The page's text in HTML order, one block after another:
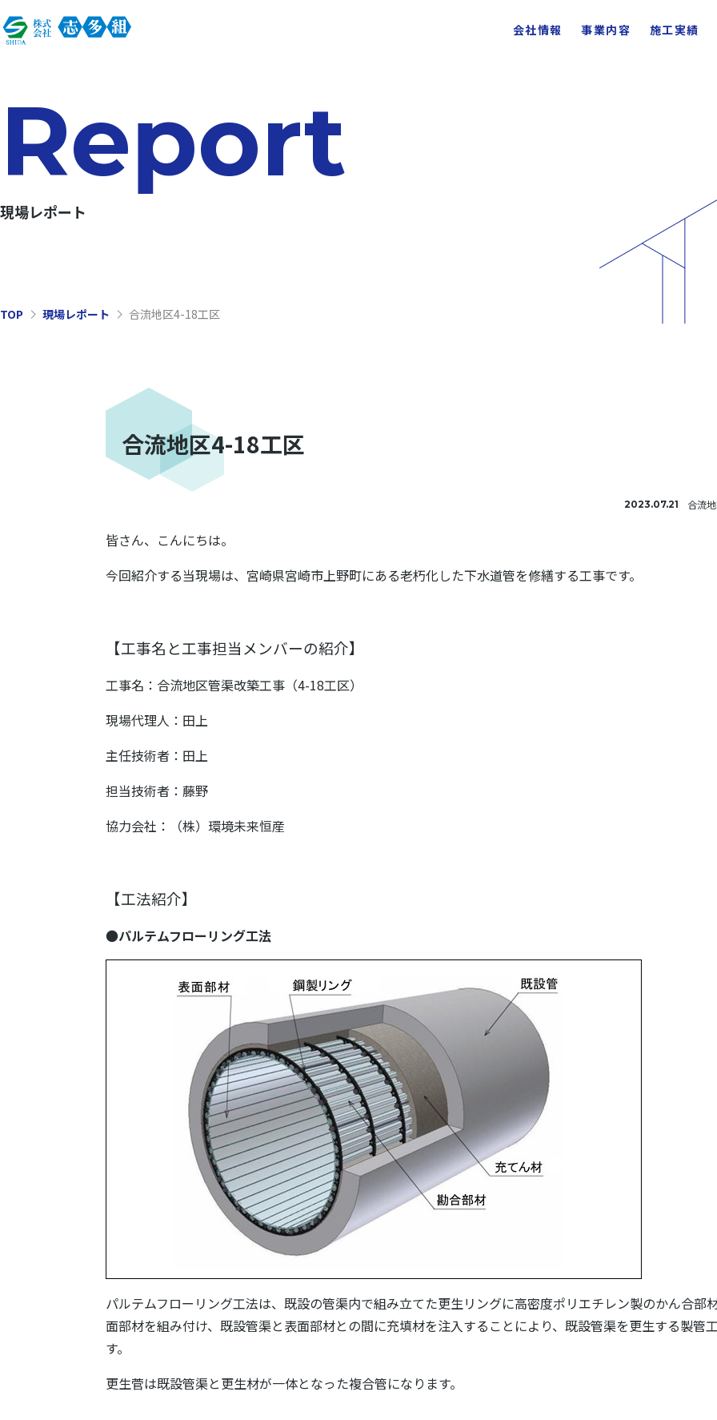
会社情報 事業内容 施工実績
Report
現場レポート
TOP 現場レポート 合流地区4-18工区
合流地区4-18工区
2023.07.21 合流
皆さん、こんにちは。
今回紹介する当現場は、宮崎県宮崎市上野町にある老朽化した下水道管を修繕する工事です。
【工事名と工事担当メンバーの紹介】
工事名：合流地区管渠改築工事（4-18工区）
現場代理人：田上
主任技術者：田上
担当技術者：藤野
協力会社：（株）環境未来恒産
【工法紹介】
●パルテムフローリング工法
パルテムフローリング工法は、既設の管渠内で組み立てた更生リングに高密度ポリエチレン製のかん合部
面部材を組み付け、既設管渠と表面部材との間に充填材を注入することにより、既設管渠を更生する製管
す。
更生菅は既設管渠と更生材が一体となった複合管になります。